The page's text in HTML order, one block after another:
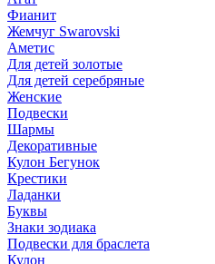
Фианит
Жемчуг Swarovski
Аметис
Для детей золотые
Для детей серебряные
Женские
Подвески
Шармы
Декоративные
Кулон Бегунок
Крестики
Ладанки
Буквы
Знаки зодиака
Подвески для браслета
Кулон